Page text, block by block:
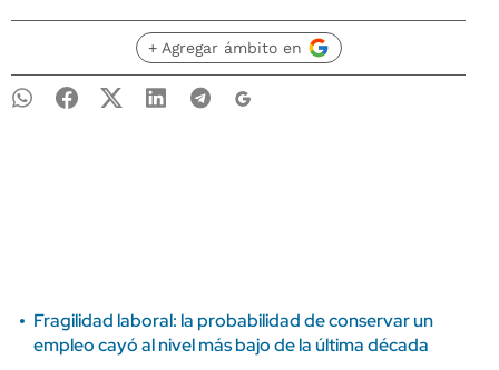
+ Agregar ámbito en
Fragilidad laboral: la probabilidad de conservar un
empleo cayó al nivel más bajo de la última década